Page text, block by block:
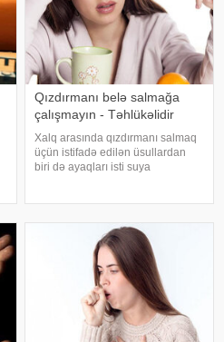
Qızdırmanı belə salmağa
çalışmayın - Təhlükəlidir
Xalq arasında qızdırmanı salmaq
üçün istifadə edilən üsullardan
biri də ayaqları isti suya
ağırlaşdıra bilər. xəbər verir ki,